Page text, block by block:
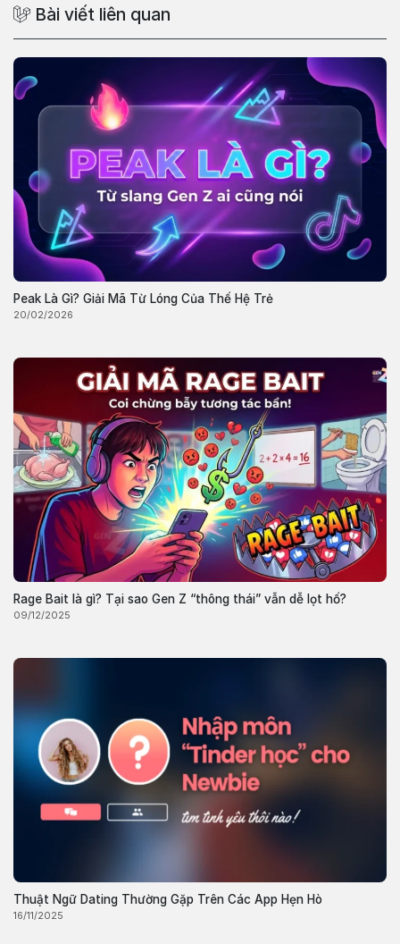
Bài viết liên quan
Peak Là Gì? Giải Mã Từ Lóng Của Thế Hệ Trẻ
20/02/2026
Rage Bait là gì? Tại sao Gen Z “thông thái” vẫn dễ lọt hố?
09/12/2025
Thuật Ngữ Dating Thường Gặp Trên Các App Hẹn Hò
16/11/2025